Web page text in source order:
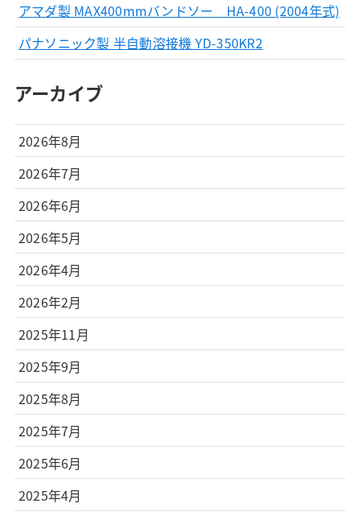
アマダ製 MAX400mmバンドソー HA-400 (2004年式)
パナソニック製 半自動溶接機 YD-350KR2
アーカイブ
2026年8月
2026年7月
2026年6月
2026年5月
2026年4月
2026年2月
2025年11月
2025年9月
2025年8月
2025年7月
2025年6月
2025年4月